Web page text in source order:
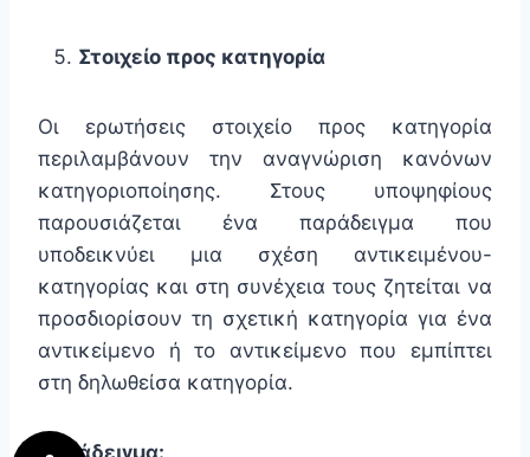
Στοιχείο προς κατηγορία
Οι ερωτήσεις στοιχείο προς κατηγορία
περιλαμβάνουν την αναγνώριση κανόνων
κατηγοριοποίησης. Στους υποψηφίους
παρουσιάζεται ένα παράδειγμα που
υποδεικνύει μια σχέση αντικειμένου-
κατηγορίας και στη συνέχεια τους ζητείται να
προσδιορίσουν τη σχετική κατηγορία για ένα
αντικείμενο ή το αντικείμενο που εμπίπτει
στη δηλωθείσα κατηγορία.